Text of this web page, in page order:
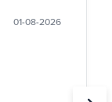
01-08-2026